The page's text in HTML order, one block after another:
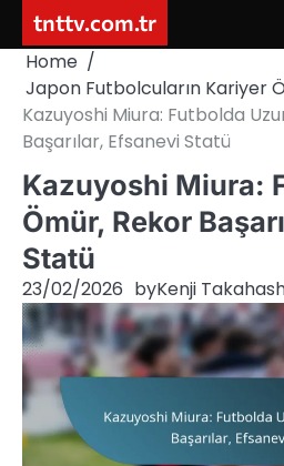
content
tnttv.com.tr
Home
Japon Futbolcuların Kariyer
Kazuyoshi Miura: Futbolda
Başarılar, Efsanevi Statü
Kazuyoshi Miura:
Ömür, Rekor
Statü
23/02/2026 byKenji